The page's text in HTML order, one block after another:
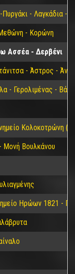
- Λαγκάδια -
- Κορώνη
Ασσέα - Δερβένι
- Άστρος - Άνω
- Γερολιμένας -
Κολοκοτρώνη
Μονή Βουλκάνου
Ηρώων 1821 -